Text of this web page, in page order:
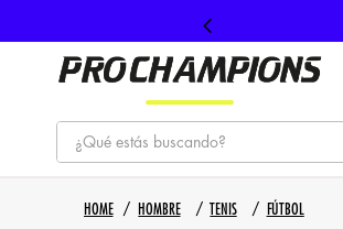
¿Qué estás buscando?
1. tenis
HOMBRE TENIS FÚTBOL